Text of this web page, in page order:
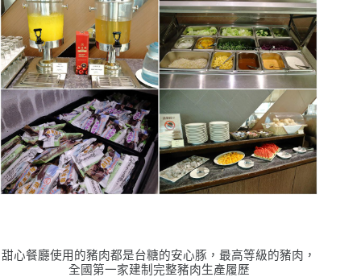
甜心餐廳使用的豬肉都是台糖的安心豚，最高等級的豬肉，
全國第一家建制完整豬肉生產履歷